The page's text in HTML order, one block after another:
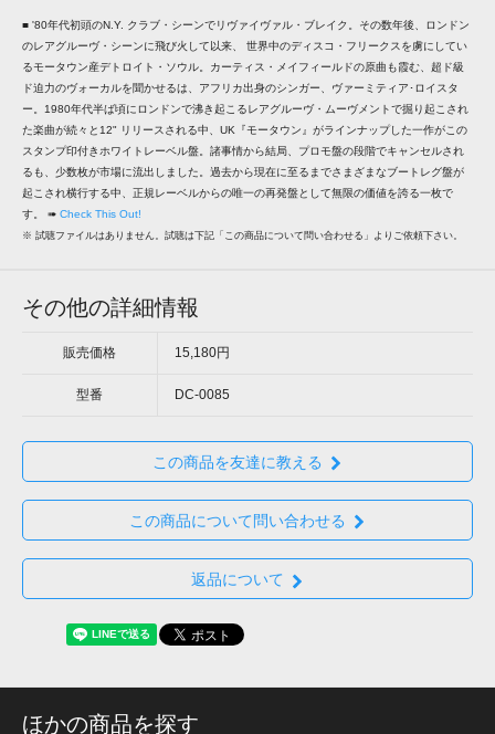
■ '80年代初頭のN.Y. クラブ・シーンでリヴァイヴァル・ブレイク。その数年後、ロンドン
のレアグルーヴ・シーンに飛び火して以来、 世界中のディスコ・フリークスを虜にしてい
るモータウン産デトロイト・ソウル。カーティス・メイフィールドの原曲も霞む、超ド級
ド迫力のヴォーカルを聞かせるは、アフリカ出身のシンガー、ヴァーミティア･ロイスタ
ー。1980年代半ば頃にロンドンで沸き起こるレアグルーヴ・ムーヴメントで掘り起こされ
た楽曲が続々と12" リリースされる中、UK『モータウン』がラインナップした一作がこの
スタンプ印付きホワイトレーベル盤。諸事情から結局、プロモ盤の段階でキャンセルされ
るも、少数枚が市場に流出しました。過去から現在に至るまでさまざまなブートレグ盤が
起こされ横行する中、正規レーベルからの唯一の再発盤として無限の価値を誇る一枚で
す。 ➠ Check This Out!
※ 試聴ファイルはありません。試聴は下記「この商品について問い合わせる」よりご依頼下さい。
その他の詳細情報
販売価格 15,180円
型番 DC-0085
この商品を友達に教える
この商品について問い合わせる
返品について
ほかの商品を探す